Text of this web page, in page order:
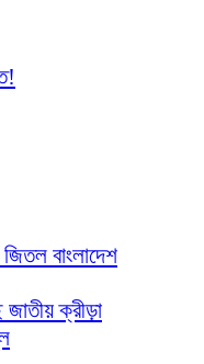
জিতল বাংলাদেশ
ক্রীড়া